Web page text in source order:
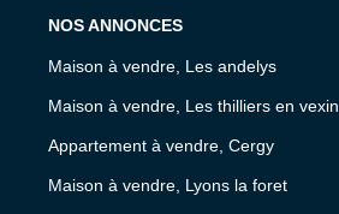
NOS ANNONCES
Maison à vendre, Les andelys
Maison à vendre, Les thilliers en vexin
Appartement à vendre, Cergy
Maison à vendre, Lyons la foret